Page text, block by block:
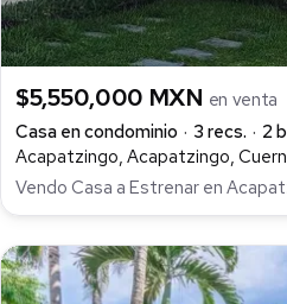
$5,550,000 MXN en venta
Casa en condominio
3 recs. 2
Acapatzingo, Acapatzingo,
Vendo Casa a Estrenar en